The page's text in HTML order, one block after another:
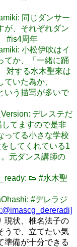
同じダンサー
が、それぞれダン
#is4周年
小松伊吹はイ
てか、「一緒に踊
対する水木聖來は
いた為か、
いう描写が多いで
デレステだ
てますので是非
ってる小さな学校
してくれている1
元ダンス講師の
👟 #水木聖
#デレラジ
現状、椎名法子の
うで、立てたい気
準備が十分できる